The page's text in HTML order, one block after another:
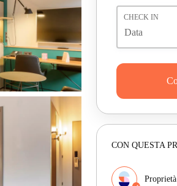
CHECK IN
CON QUESTA